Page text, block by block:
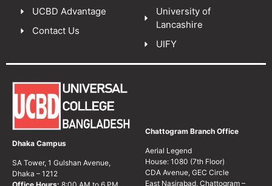
UCBD Advantage
Contact Us
University of
Lancashire
UIFY
Dhaka Campus
SA Tower, 1 Gulshan Avenue,
Dhaka – 1212
Chattogram Branch Office
Aerial Legend
House: 1080 (7th Floor)
CDA Avenue, GEC Circle
East Nasirabad, Chattogram –